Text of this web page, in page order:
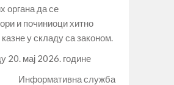
органа да се
и починиоци хитно
у складу са законом.
20. мај 2026. године
Информативна служба